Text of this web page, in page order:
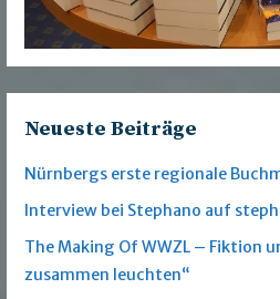
Neueste Beiträge
Nürnbergs erste regionale
Interview bei Stephano auf
The Making Of WWZL – Fiktion
zusammen leuchten“